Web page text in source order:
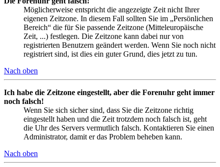
Möglicherweise entspricht die angezeigte Zeit nicht Ihrer
eigenen Zeitzone. In diesem Fall sollten Sie im „Persönlichen
Bereich“ die für Sie passende Zeitzone (Mitteleuropäische
Zeit, ...) festlegen. Die Zeitzone kann dabei nur von
registrierten Benutzern geändert werden. Wenn Sie noch nicht
registriert sind, ist dies ein guter Grund, dies jetzt zu tun.
Nach oben
Ich habe die Zeitzone eingestellt, aber die Forenuhr geht immer
noch falsch!
Wenn Sie sich sicher sind, dass Sie die Zeitzone richtig
eingestellt haben und die Zeit trotzdem noch falsch ist, geht
die Uhr des Servers vermutlich falsch. Kontaktieren Sie einen
Administrator, damit er das Problem beheben kann.
Nach oben